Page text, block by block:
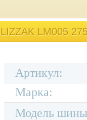
LM005
Артикул:
Марка:
Модель